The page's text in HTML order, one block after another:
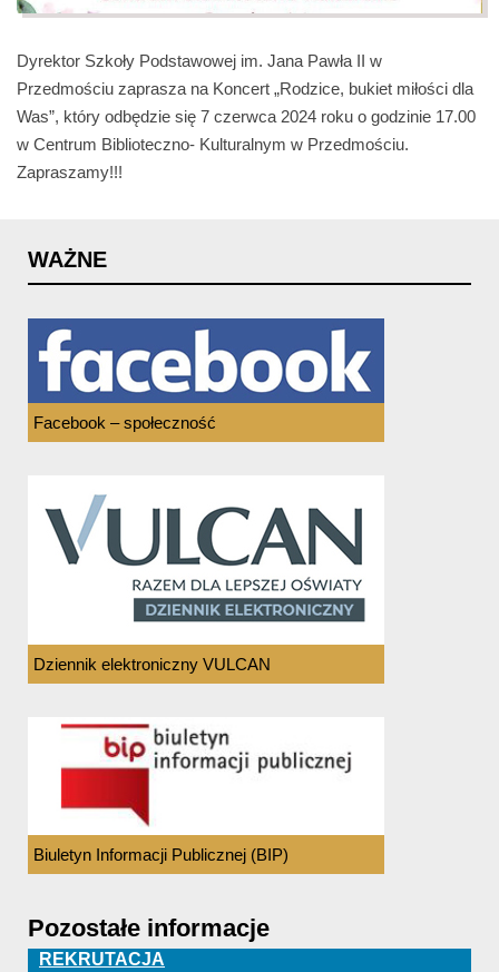
Dyrektor Szkoły Podstawowej im. Jana Pawła II w
Przedmościu zaprasza na Koncert „Rodzice, bukiet miłości dla
Was”, który odbędzie się 7 czerwca 2024 roku o godzinie 17.00
w Centrum Biblioteczno- Kulturalnym w Przedmościu.
Zapraszamy!!!
WAŻNE
Facebook – społeczność
Dziennik elektroniczny VULCAN
Biuletyn Informacji Publicznej (BIP)
Pozostałe informacje
REKRUTACJA